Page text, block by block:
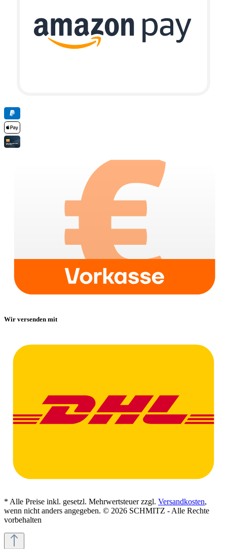
Wir versenden mit
* Alle Preise inkl. gesetzl. Mehrwertsteuer zzgl. Versandkosten,
wenn nicht anders angegeben. © 2026 SCHMITZ - Alle Rechte
vorbehalten